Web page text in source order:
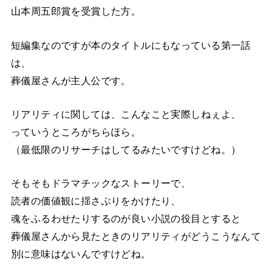
山本周五郎賞を受賞した方。
短編集なのですが本のタイトルにもなっている第一話
は、
葬儀屋さんが主人公です。
リアリティに関しては、こんなこと実際しねぇよ、
っていうところがちらほら。
（最低限のリサーチはしてるみたいですけどね。）
そもそもドラマチックなストーリーで、
読者の価値観に揺さぶりをかけたり、
魂をふるわせたりするのが良い小説の役目とすると
葬儀屋さんから見たときのリアリティがどうこうなんて
別に意味はないんですけどね。